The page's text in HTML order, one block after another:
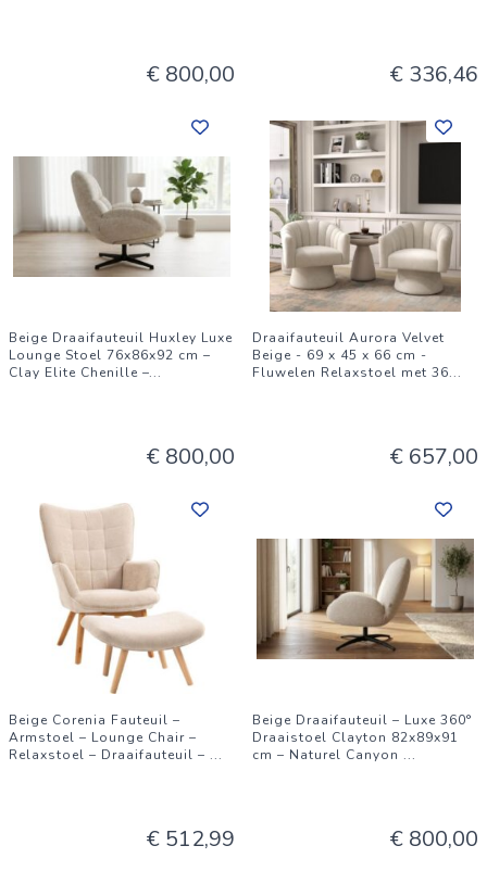
€ 800,00 € 336,46
Beige Draaifauteuil Huxley Luxe
Lounge Stoel 76x86x92 cm –
Clay Elite Chenille –...
€ 800,00
Draaifauteuil Aurora Velvet
Beige - 69 x 45 x 66 cm -
Fluwelen Relaxstoel met 36...
€ 657,00
Beige Corenia Fauteuil –
Armstoel – Lounge Chair –
Relaxstoel – Draaifauteuil – ...
€ 512,99
Beige Draaifauteuil – Luxe 360°
Draaistoel Clayton 82x89x91
cm – Naturel Canyon ...
€ 800,00